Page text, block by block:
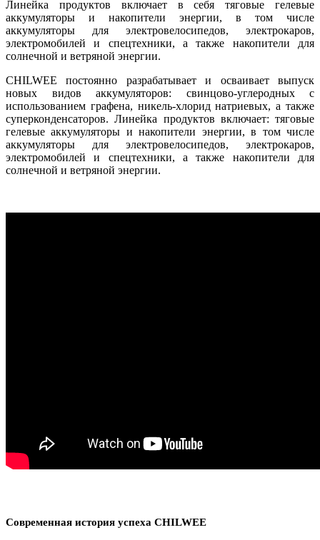
Линейка продуктов включает в себя тяговые гелевые
аккумуляторы и накопители энергии, в том числе
аккумуляторы для электровелосипедов, электрокаров,
электромобилей и спецтехники, а также накопители для
солнечной и ветряной энергии.
CHILWEE постоянно разрабатывает и осваивает выпуск
новых видов аккумуляторов: свинцово-углеродных с
использованием графена, никель-хлорид натриевых, а также
суперконденсаторов. Линейка продуктов включает: тяговые
гелевые аккумуляторы и накопители энергии, в том числе
аккумуляторы для электровелосипедов, электрокаров,
электромобилей и спецтехники, а также накопители для
солнечной и ветряной энергии.
Современная история успеха CHILWEE